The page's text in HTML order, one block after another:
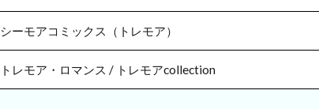
シーモアコミックス（トレモア）
トレモア・ロマンス / トレモアcollection